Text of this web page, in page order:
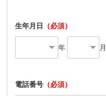
生年月日 （必須）
年 月
電話番号 （必須）